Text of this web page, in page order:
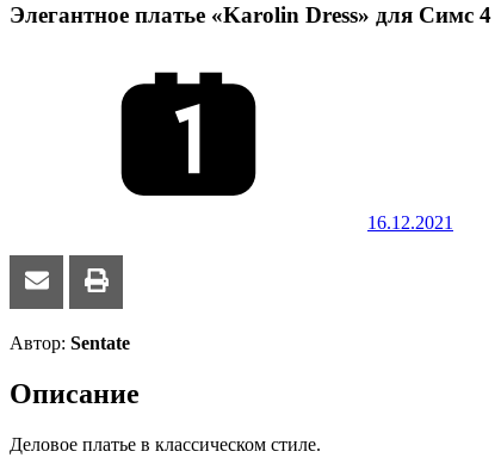
Элегантное платье «Karolin Dress» для Симс 4
16.12.2021
Автор: Sentate
Описание
Деловое платье в классическом стиле.